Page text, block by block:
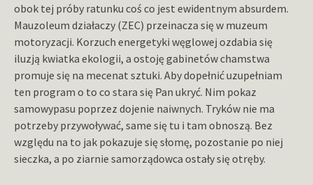
obok tej próby ratunku coś co jest ewidentnym absurdem.
Mauzoleum działaczy (ZEC) przeinacza się w muzeum
motoryzacji. Korzuch energetyki węglowej ozdabia się
iluzją kwiatka ekologii, a ostoję gabinetów chamstwa
promuje się na mecenat sztuki. Aby dopełnić uzupełniam
ten program o to co stara się Pan ukryć. Nim pokaz
samowypasu poprzez dojenie naiwnych. Tryków nie ma
potrzeby przywoływać, same się tu i tam obnoszą. Bez
względu na to jak pokazuje się słomę, pozostanie po niej
sieczka, a po ziarnie samorządowca ostały się otręby.